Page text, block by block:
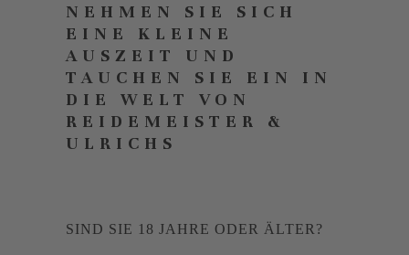
NEHMEN SIE SICH
EINE KLEINE
AUSZEIT UND
TAUCHEN SIE EIN IN
DIE WELT VON
REIDEMEISTER &
ULRICHS
SIND SIE 18 JAHRE ODER ÄLTER?